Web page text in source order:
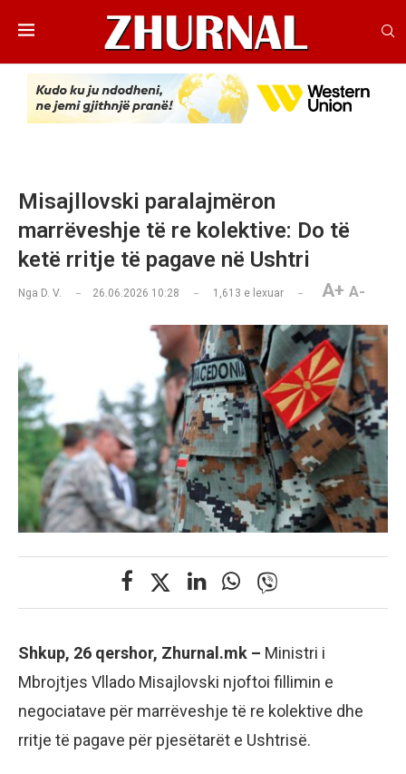
Misajllovski paralajmëron
marrëveshje të re kolektive: Do të
ketë rritje të pagave në Ushtri
Nga D. V. 26.06.2026 10:28 1,613 e lexuar A+ A-
Shkup, 26 qershor, Zhurnal.mk – Ministri i
Mbrojtjes Vllado Misajlovski njoftoi fillimin e
negociatave për marrëveshje të re kolektive dhe
rritje të pagave për pjesëtarët e Ushtrisë.